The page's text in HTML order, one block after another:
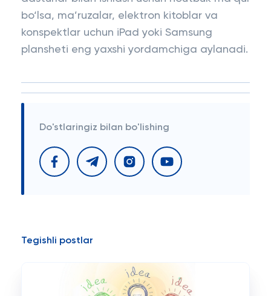
bo‘lsa, ma’ruzalar, elektron kitoblar va
konspektlar uchun iPad yoki Samsung
plansheti eng yaxshi yordamchiga aylanadi.
Do'stlaringiz bilan bo'lishing
Tegishli postlar